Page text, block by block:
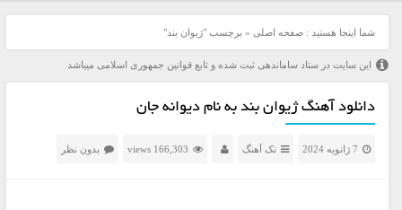
شما اینجا هستید : صفحه اصلی » برچسب "ژیوان بند"
این سایت در ستاد ساماندهی ثبت شده و تابع قوانین جمهوری اسلامی میباشد
دانلود آهنگ ژیوان بند به نام دیوانه جان
7 ژانویه 2024 تک آهنگ 166,303 views بدون نظر